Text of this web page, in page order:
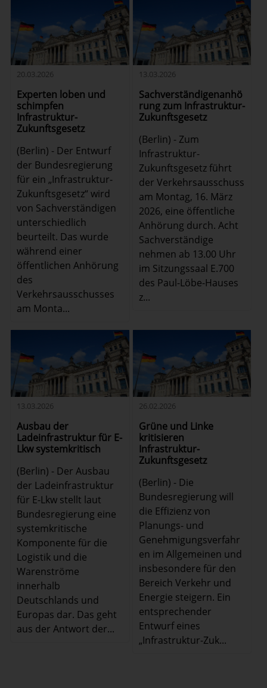
20.03.2026
Experten loben und
schimpfen
Infrastruktur-
Zukunftsgesetz
(Berlin) - Der Entwurf
der Bundesregierung
für ein „Infrastruktur-
Zukunftsgesetz“ wird
von Sachverständigen
unterschiedlich
beurteilt. Das wurde
während einer
öffentlichen Anhörung
des
Verkehrsausschusses
am Monta...
13.03.2026
Sachverständigenanhö
rung zum Infrastruktur-
Zukunftsgesetz
(Berlin) - Zum
Infrastruktur-
Zukunftsgesetz führt
der Verkehrsausschuss
am Montag, 16. März
2026, eine öffentliche
Anhörung durch. Acht
Sachverständige
nehmen ab 13.00 Uhr
im Sitzungssaal E.700
des Paul-Löbe-Hauses
z...
13.03.2026
Ausbau der
Ladeinfrastruktur für E-
Lkw systemkritisch
(Berlin) - Der Ausbau
der Ladeinfrastruktur
für E-Lkw stellt laut
Bundesregierung eine
systemkritische
Komponente für die
Logistik und die
Warenströme
innerhalb
Deutschlands und
Europas dar. Das geht
aus der Antwort der...
26.02.2026
Grüne und Linke
kritisieren
Infrastruktur-
Zukunftsgesetz
(Berlin) - Die
Bundesregierung will
die Effizienz von
Planungs- und
Genehmigungsverfahr
en im Allgemeinen und
insbesondere für den
Bereich Verkehr und
Energie steigern. Ein
entsprechender
Entwurf eines
„Infrastruktur-Zuk...